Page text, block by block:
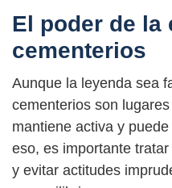
El poder de la
cementerios
Aunque la leyenda sea
cementerios son
mantiene activa y
eso, es importante
y evitar actitudes